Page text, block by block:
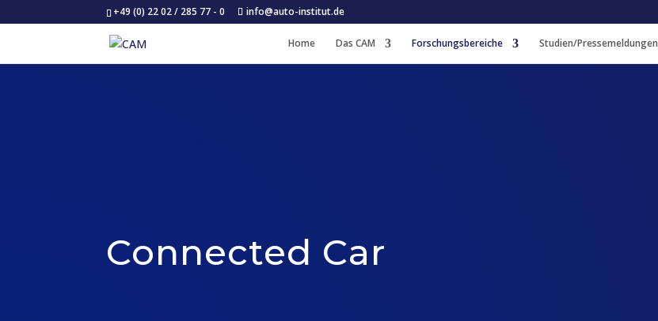
+49 (0) 22 02 / 285 77 - 0 info@auto-institut.de
Home Das CAM Forschungsbereiche Studien/Pressemeldungen
Connected Car